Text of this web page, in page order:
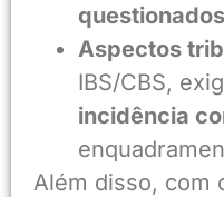
Aspectos
IBS/CBS,
incidência
Além disso, com